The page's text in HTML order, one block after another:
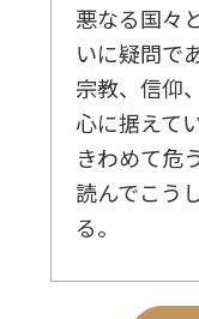
悪なる国々
いに疑問で
宗教、信仰
心に据えて
きわめて危
読んでこう
る。